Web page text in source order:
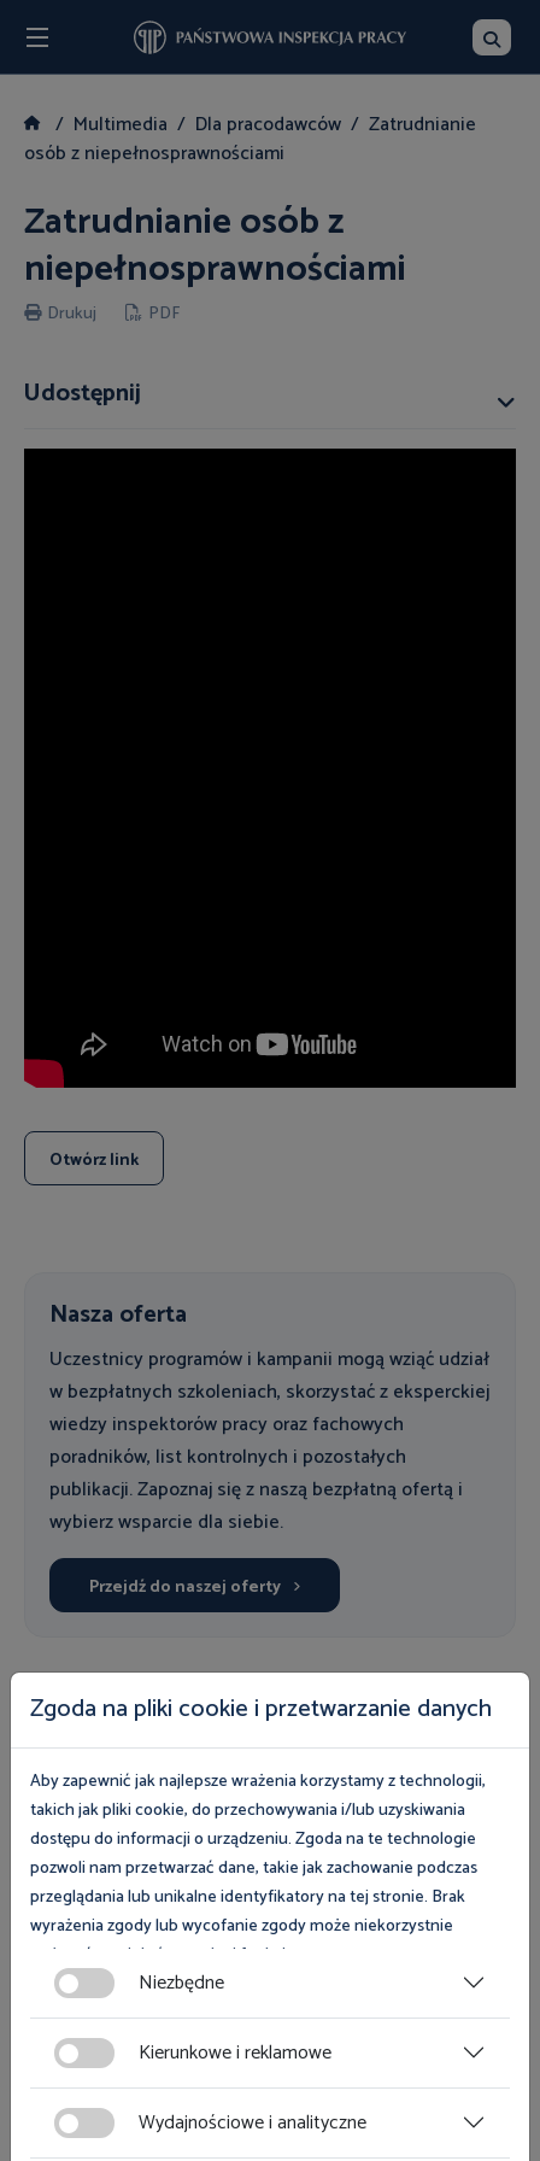
Multimedia Dla pracodawców
Zatrudnianie
osób z niepełnosprawnościami
Zatrudnianie osób z
niepełnosprawnościami
Drukuj PDF
Otwórz link
Udostępnij
Nasza oferta
Uczestnicy programów i kampanii mogą wziąć udział
w bezpłatnych szkoleniach, skorzystać z eksperckiej
wiedzy inspektorów pracy oraz fachowych
poradników, list kontrolnych i pozostałych
publikacji. Zapoznaj się z naszą bezpłatną ofertą i
wybierz wsparcie dla siebie.
Przejdź do naszej oferty
Publikacje do pobrania
Z myślą o pracownikach i pracodawcach
przygotowaliśmy bezpłatne publikacje z zakresu
prawa pracy, legalności zatrudnienia oraz
bezpieczeństwa i higieny pracy
Przejdź do publikacji do pobrania
Zobacz również
Zgoda na pliki cookie i przetwarzanie danych
Aby zapewnić jak najlepsze wrażenia korzystamy z technologii,
takich jak pliki cookie, do przechowywania i/lub uzyskiwania
dostępu do informacji o urządzeniu. Zgoda na te technologie
pozwoli nam przetwarzać dane, takie jak zachowanie podczas
przeglądania lub unikalne identyfikatory na tej stronie. Brak
wyrażenia zgody lub wycofanie zgody może niekorzystnie
wpłynąć na niektóre cechy i funkcje.
Zgoda na pliki cookies jest dobrowolna i można ją wycofać lub
zmodyfikować w dowolnym momencie klikając w przycisk
ciasteczka w lewym dolnym rogu strony. Więcej informacji
znajdziesz w
Niezbędne
Kierunkowe i reklamowe
Wydajnościowe i analityczne
Szukaj